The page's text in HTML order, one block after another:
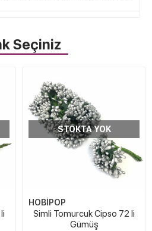
Seçiniz
STOKTA YOK
HOBİPOP
Simli Tomurcuk Cipso 72 li
Gümüş